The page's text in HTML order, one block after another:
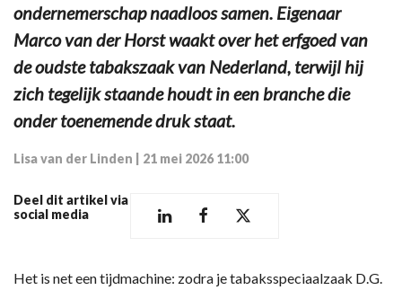
ondernemerschap naadloos samen. Eigenaar
Marco van der Horst waakt over het erfgoed van
de oudste tabakszaak van Nederland, terwijl hij
zich tegelijk staande houdt in een branche die
onder toenemende druk staat.
Lisa van der Linden 21 mei 2026 11:00
Deel dit artikel via
social media
Het is net een tijdmachine: zodra je tabaksspeciaalzaak D.G.